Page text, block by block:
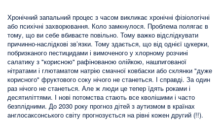
Хронічний запальний процес з часом викликає хронічні фізіологічні
або психічні захворювання. Коло замкнулося. Проблема полягає в
тому, що ви себе вбиваєте повільно. Тому важко відслідкувати
причинно-наслідкові зв’язки. Тому здається, що від однієї цукерки,
побризканого пестицидами і вимоченого у хлорному розчині
салатику з "корисною" рафінованою олійкою, нашпигованої
нітратами і глютаматом натрію смачної ковбаски або склянки "дуже
корисного" фруктового соку нічого не станеться. І справді. За один
раз нічого не станеться. Але ж люди це тепер їдять роками і
десятиліттями. І нові потомства стають все кволішими і часто
безплідними. До 2030 року прогноз дітей з аутизмом в країнах
англосаксонського світу прогнозується на рівні кожен другий (!!).